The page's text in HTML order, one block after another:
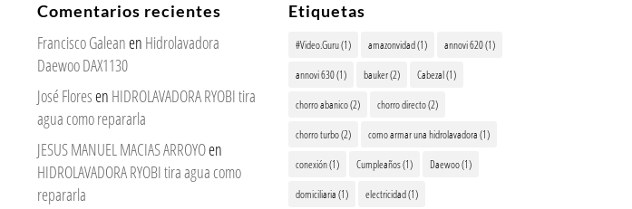
Comentarios recientes
Francisco Galeanen Hidrolavadora
Daewoo DAX1130
José Floresen HIDROLAVADORA RYOBI tira
agua como repararla
JESUS MANUEL MACIAS ARROYOen
HIDROLAVADORA RYOBI tira agua como
repararla
Etiquetas
#Video.Guru(1) amazonvidad(1) annovi 620(1)
annovi 630(1) bauker(2) Cabezal(1)
chorro abanico(2) chorro directo(2)
chorro turbo(2) como armar una hidrolavadora(1)
conexión(1) Cumpleaños(1) Daewoo(1)
domiciliaria(1) electricidad(1)